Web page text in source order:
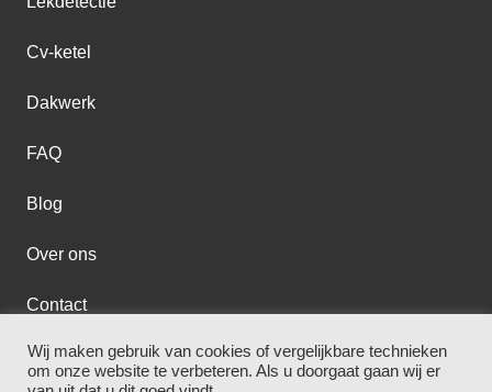
Cv-ketel
Dakwerk
FAQ
Blog
Over ons
Contact
Loodgieter Zaandam–Disclaimer Privacybeleid
Wij maken gebruik van cookies of vergelijkbare technieken
om onze website te verbeteren. Als u doorgaat gaan wij er